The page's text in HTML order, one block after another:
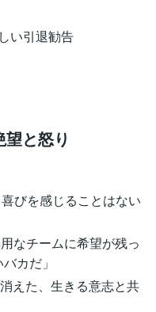
い引退勧告
と怒り
びを感じることはない
なチームに希望が残っ
カだ」
えた、生きる意志と共